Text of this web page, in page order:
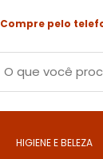
Compre pelo
HIGIENE E BELEZA